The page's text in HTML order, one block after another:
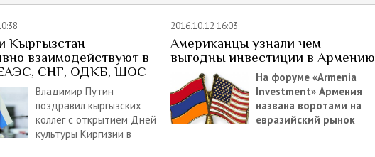
Кыргызстан
взаимодействуют в
ЕАЭС, СНГ, ОДКБ, ШОС
Владимир Путин
поздравил кыргызских
коллег с открытием Дней
культуры Киргизии в
2016.10.12 16:03
Американцы узнали чем
выгодны инвестиции в Армению
На форуме «Armenia
Investment» Армения
названа воротами на
евразийский рынок